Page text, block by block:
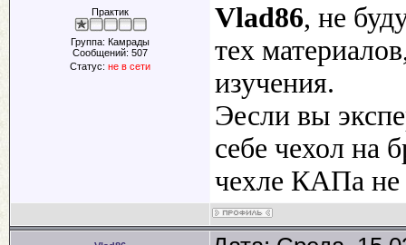
Практик
Группа: Камрады
Сообщений: 507
Статус: не в сети
Vlad86, не
тех
изучения.
Эесли вы
себе чехол на
чехле КАПа не